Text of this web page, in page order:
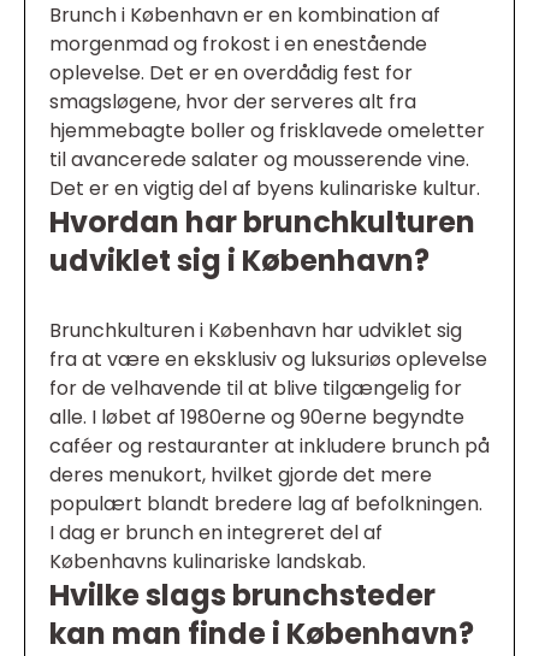
Brunch i København er en kombination af
morgenmad og frokost i en enestående
oplevelse. Det er en overdådig fest for
smagsløgene, hvor der serveres alt fra
hjemmebagte boller og frisklavede omeletter
til avancerede salater og mousserende vine.
Det er en vigtig del af byens kulinariske kultur.
Hvordan har brunchkulturen
udviklet sig i København?
Brunchkulturen i København har udviklet sig
fra at være en eksklusiv og luksuriøs oplevelse
for de velhavende til at blive tilgængelig for
alle. I løbet af 1980erne og 90erne begyndte
caféer og restauranter at inkludere brunch på
deres menukort, hvilket gjorde det mere
populært blandt bredere lag af befolkningen.
I dag er brunch en integreret del af
Københavns kulinariske landskab.
Hvilke slags brunchsteder
kan man finde i København?